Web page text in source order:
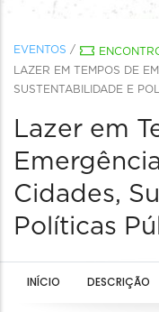
EVENTOS /
LAZER EM TEMPOS DE
SUSTENTABILIDADE E
Lazer em
Cidades,
Políticas
INÍCIO DESCRIÇÃO